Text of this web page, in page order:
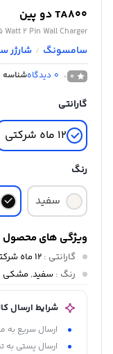
TA800 دو پین
2 Pin Wall Charger
سامسونگ / شارژر
0
0 دیدگاه
گارانتی
12 ماه شرکتی
رنگ
سفید
ویژگی های محصول
گارانتی : 12 ماه شرکتی
رنگ : سفید, مشکی
شرایط ارسال
ارسال سریع به مناطق 1 الی
ارسال پستی به